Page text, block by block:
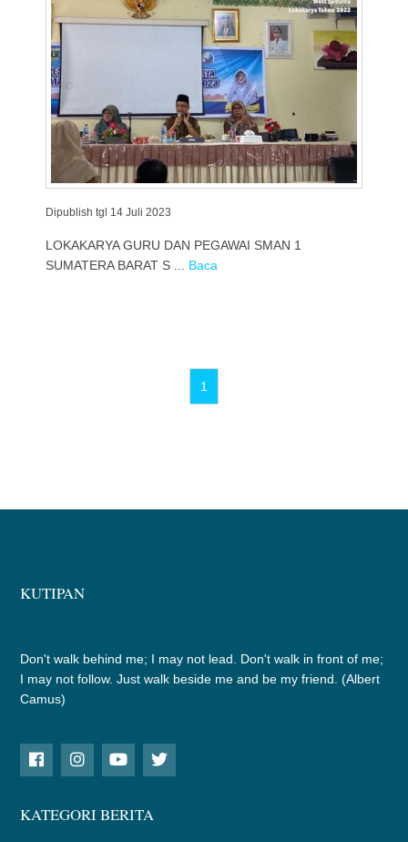
Dipublish tgl 14 Juli 2023
LOKAKARYA GURU DAN PEGAWAI SMAN 1
SUMATERA BARAT S ... Baca
1
KUTIPAN
Don't walk behind me; I may not lead. Don't walk in front of me;
I may not follow. Just walk beside me and be my friend. (Albert
Camus)
KATEGORI BERITA